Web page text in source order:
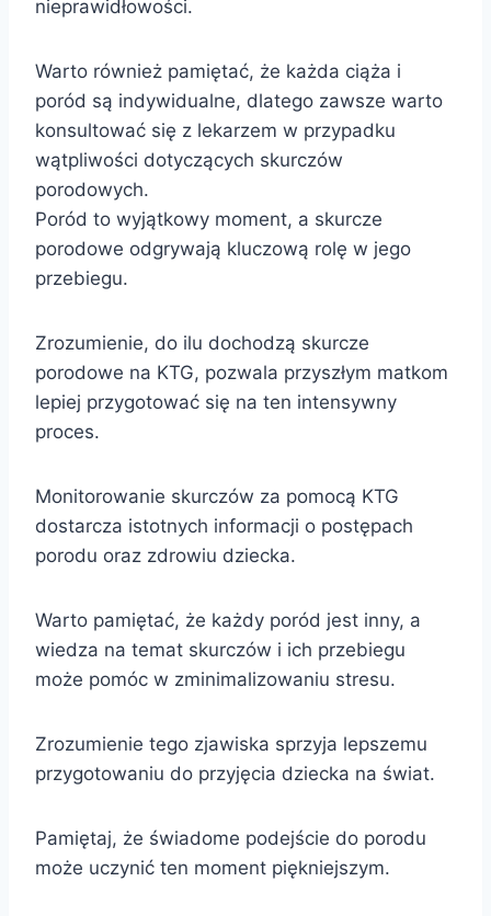
nieprawidłowości.
Warto również pamiętać, że każda ciąża i
poród są indywidualne, dlatego zawsze warto
konsultować się z lekarzem w przypadku
wątpliwości dotyczących skurczów
porodowych.
Poród to wyjątkowy moment, a skurcze
porodowe odgrywają kluczową rolę w jego
przebiegu.
Zrozumienie, do ilu dochodzą skurcze
porodowe na KTG, pozwala przyszłym matkom
lepiej przygotować się na ten intensywny
proces.
Monitorowanie skurczów za pomocą KTG
dostarcza istotnych informacji o postępach
porodu oraz zdrowiu dziecka.
Warto pamiętać, że każdy poród jest inny, a
wiedza na temat skurczów i ich przebiegu
może pomóc w zminimalizowaniu stresu.
Zrozumienie tego zjawiska sprzyja lepszemu
przygotowaniu do przyjęcia dziecka na świat.
Pamiętaj, że świadome podejście do porodu
może uczynić ten moment piękniejszym.